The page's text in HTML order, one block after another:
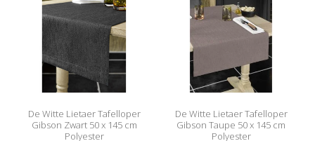
De Witte Lietaer Tafelloper
Gibson Zwart 50 x 145 cm
Polyester
De Witte Lietaer Tafelloper
Gibson Taupe 50 x 145 cm
Polyester